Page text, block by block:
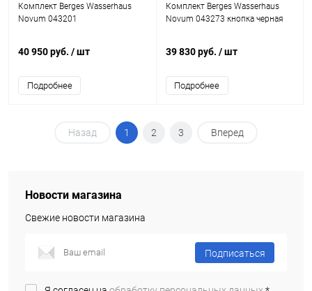
Комплект Berges Wasserhaus
Novum 043201
40 950 руб. / шт
Подробнее
Комплект Berges Wasserhaus
Novum 043273 кнопка черная
39 830 руб. / шт
Подробнее
Назад 1 2 3 Вперед
Новости магазина
Свежие новости магазина
Подписаться